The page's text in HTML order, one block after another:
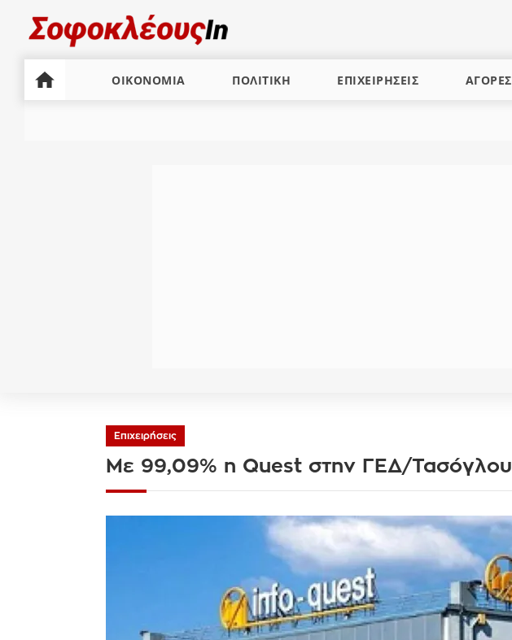
ΟΙΚΟΝΟΜΙΑ ΠΟΛΙΤΙΚΗ ΕΠΙΧΕΙΡΗΣΕΙΣ ΑΓΟΡΕΣ
Επιχειρήσεις
Με 99,09% η Quest στην ΓΕΔ/Τασόγλου